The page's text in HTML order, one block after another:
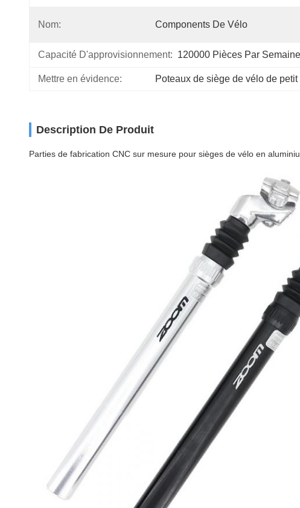
Nom: Components De Vélo
Capacité D'approvisionnement: 120000 Pièces Par Semaine
Mettre en évidence: Poteaux de siège de vélo de
Description De Produit
Parties de fabrication CNC sur mesure pour sièges de vélo en